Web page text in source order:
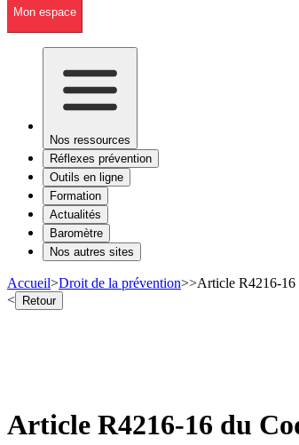
Mon espace
Nos ressources
Réflexes prévention
Outils en ligne
Formation
Actualités
Baromètre
Nos autres sites
Accueil>Droit de la prévention>>Article R4216-16
< Retour
Article R4216-16 du